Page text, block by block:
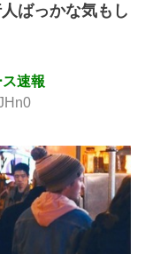
ばっかな気もし
速報